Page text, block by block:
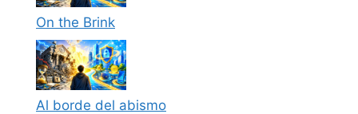
On the Brink
Al borde del abismo